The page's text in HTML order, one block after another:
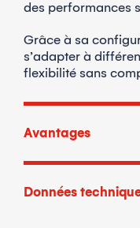
des performances
Grâce à sa
s’adapter à
flexibilité sans
Avantages
stable et précis
Données